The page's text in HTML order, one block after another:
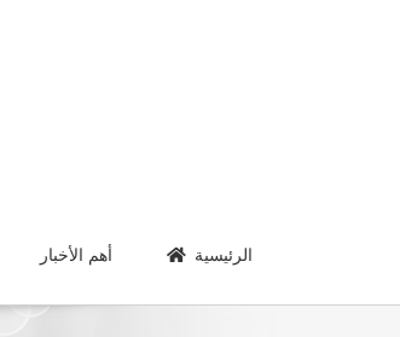
الرئيسية أهم الأخبار